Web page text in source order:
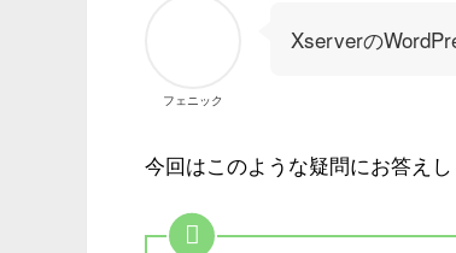
フェニック
Xserverの
今回はこのような疑問にお答えし